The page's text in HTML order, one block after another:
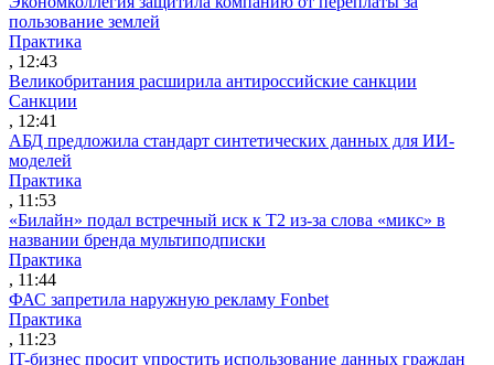
пользование землей
Практика
, 12:43
Великобритания расширила антироссийские санкции
Санкции
, 12:41
АБД предложила стандарт синтетических данных для ИИ-
моделей
Практика
, 11:53
«Билайн» подал встречный иск к Т2 из-за слова «микс» в
названии бренда мультиподписки
Практика
, 11:44
ФАС запретила наружную рекламу Fonbet
Практика
, 11:23
IT-бизнес просит упростить использование данных граждан